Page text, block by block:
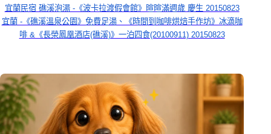
宜蘭民宿 礁溪泡湯 -《波卡拉渡假會館》暄暄滿週歲 慶生 20150823
宜蘭 -《礁溪溫泉公園》免費足湯、《時間到咖啡烘焙手作坊》冰滴咖
啡 &《長榮鳳凰酒店(礁溪)》一泊四食(20100911) 20150823